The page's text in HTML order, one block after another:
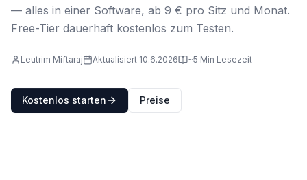
— alles in einer Software, ab 9 € pro Sitz und Monat.
Free-Tier dauerhaft kostenlos zum Testen.
Leutrim Miftaraj Aktualisiert 10.6.2026 ~5 Min Lesezeit
Kostenlos starten Preise